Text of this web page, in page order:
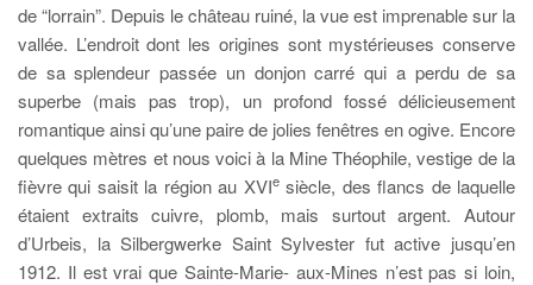
de “lorrain”. Depuis le château ruiné, la vue est imprenable sur la
vallée. L’endroit dont les origines sont mystérieuses conserve
de sa splendeur passée un donjon carré qui a perdu de sa
superbe (mais pas trop), un profond fossé délicieusement
romantique ainsi qu’une paire de jolies fenêtres en ogive. Encore
quelques mètres et nous voici à la Mine Théophile, vestige de la
fièvre qui saisit la région au XVIesiècle, des flancs de laquelle
étaient extraits cuivre, plomb, mais surtout argent. Autour
d’Urbeis, la Silbergwerke Saint Sylvester fut active jusqu’en
1912. Il est vrai que Sainte-Marie- aux-Mines n’est pas si loin,